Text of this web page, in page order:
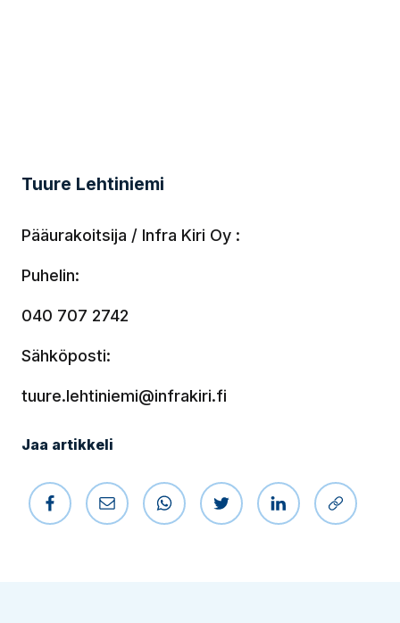
Tuure Lehtiniemi
Pääurakoitsija / Infra Kiri Oy :
Puhelin:
040 707 2742
Sähköposti:
tuure.lehtiniemi@infrakiri.fi
Jaa artikkeli
Jaa Facebookissa
Jaa sähköpostilla
Jaa WhatsAppissa
Jaa Twitterissä
Jaa Kopioi